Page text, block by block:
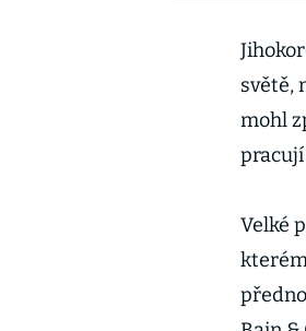
světě,
mohl
Velké